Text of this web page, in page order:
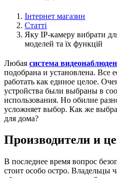
Інтернет магазин
Статті
Яку IP-камеру вибрати
моделей та їх функцій
Любая система
подобрана и установлена. Все
работать как единое целое.
устройства были выбраны в
использования. Но обилие
усложняет выбор. Как же
для дома?
Производители и
В последнее время вопрос
стоит особо остро. Владельцы